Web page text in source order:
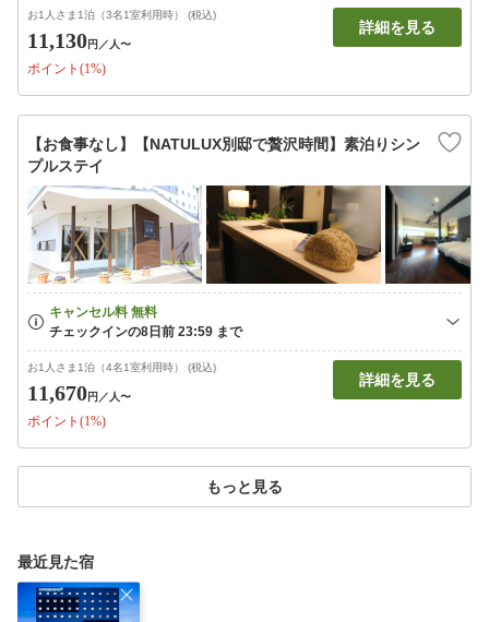
お1人さま1泊（3名1室利用時） (税込)
11,130円 ／人〜
ポイント(1%)
詳細を見る
【お食事なし】【NATULUX別邸で贅沢時間】素泊りシン
プルステイ
お1人さま1泊（4名1室利用時） (税込)
11,670円 ／人〜
ポイント(1%)
詳細を見る
もっと見る
最近見た宿